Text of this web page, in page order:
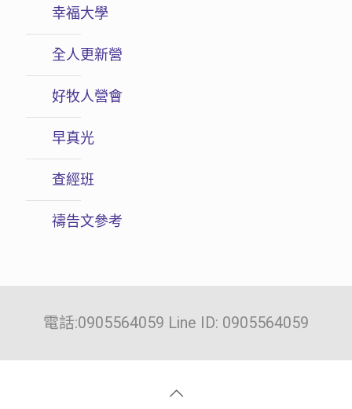
幸福大學
全人更新營
好牧人營會
早真光
查經班
禱告文參考
電話:0905564059 Line ID: 0905564059